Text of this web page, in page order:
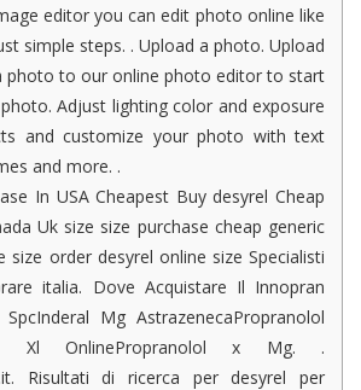
editor you can edit photo online like
simple steps. . Upload a photo. Upload
photo to our online photo editor to start
Adjust lighting color and exposure
and customize your photo with text
and more. .
In USA Cheapest Buy desyrel Cheap
Uk size size purchase cheap generic
size order desyrel online size Specialisti
italia. Dove Acquistare Il Innopran
Mg AstrazenecaPropranolol
Xl OnlinePropranolol x Mg. .
Risultati di ricerca per desyrel per